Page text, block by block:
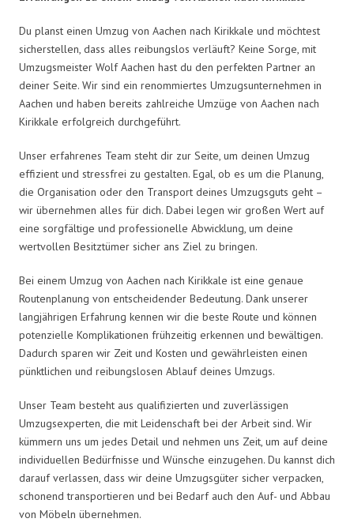
Du planst einen Umzug von Aachen nach Kirikkale und möchtest
sicherstellen, dass alles reibungslos verläuft? Keine Sorge, mit
Umzugsmeister Wolf Aachen hast du den perfekten Partner an
deiner Seite. Wir sind ein renommiertes Umzugsunternehmen in
Aachen und haben bereits zahlreiche Umzüge von Aachen nach
Kirikkale erfolgreich durchgeführt.
Unser erfahrenes Team steht dir zur Seite, um deinen Umzug
effizient und stressfrei zu gestalten. Egal, ob es um die Planung,
die Organisation oder den Transport deines Umzugsguts geht –
wir übernehmen alles für dich. Dabei legen wir großen Wert auf
eine sorgfältige und professionelle Abwicklung, um deine
wertvollen Besitztümer sicher ans Ziel zu bringen.
Bei einem Umzug von Aachen nach Kirikkale ist eine genaue
Routenplanung von entscheidender Bedeutung. Dank unserer
langjährigen Erfahrung kennen wir die beste Route und können
potenzielle Komplikationen frühzeitig erkennen und bewältigen.
Dadurch sparen wir Zeit und Kosten und gewährleisten einen
pünktlichen und reibungslosen Ablauf deines Umzugs.
Unser Team besteht aus qualifizierten und zuverlässigen
Umzugsexperten, die mit Leidenschaft bei der Arbeit sind. Wir
kümmern uns um jedes Detail und nehmen uns Zeit, um auf deine
individuellen Bedürfnisse und Wünsche einzugehen. Du kannst dich
darauf verlassen, dass wir deine Umzugsgüter sicher verpacken,
schonend transportieren und bei Bedarf auch den Auf- und Abbau
von Möbeln übernehmen.